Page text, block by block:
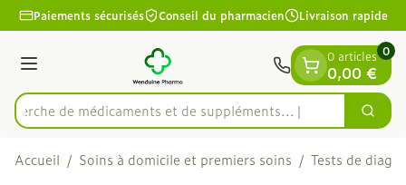
Aller au contenu
1 de 1
Paiements sécurisés Conseil du pharmacien Livraison rapide
Menu
Rechercherde médicaments et de suppléments...
0 articles
0,00 €
0
Accueil / Soins à domicile et premiers soins / Tests de